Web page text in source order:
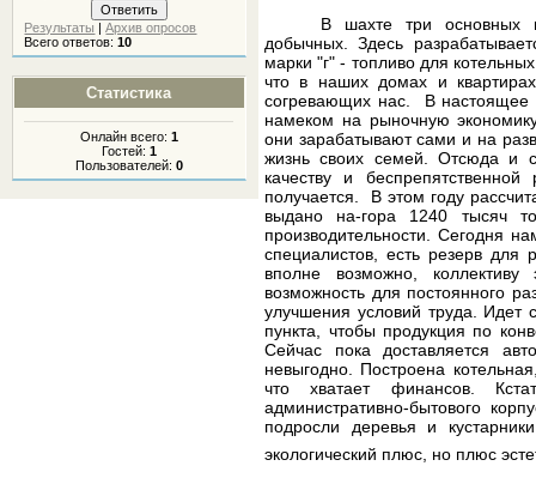
Результаты |Архив опросов
Всего ответов:10
Статистика
Онлайн всего: 1
Гостей: 1
Пользователей: 0
В шахте три основных
добычных. Здесь
марки "г" - топливо для
что в наших домах и
согревающих нас.
В настоящее
намеком на рыночную
они зарабатывают сами и на
жизнь своих семей. Отсюда и
качеству и
получается.
В этом году
выдано на-гора 1240 тысяч
производительности. Сегодня
специалистов, есть резерв
вполне возможно,
возможность для постоянного
улучшения условий труда. Идет
пункта, чтобы продукция по
Сейчас пока доставляется
невыгодно. Построена
что хватает финансов.
административно-бытового
подросли деревья и
экологический плюс, но плюс